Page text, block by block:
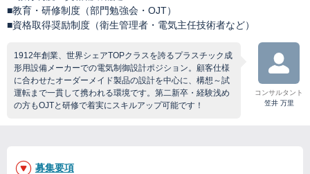
■教育・研修制度（部門勉強会・OJT）
■資格取得奨励制度（衛生管理者・電気主任技術者など）
1912年創業、世界シェアTOPクラスを誇るプラスチック成
形用設備メーカーでの電気制御設計ポジション。顧客仕様
に合わせたオーダーメイド製品の設計を中心に、構想～試
運転まで一貫して携われる環境です。第二新卒・経験浅め
の方もOJTと研修で着実にスキルアップ可能です！
コンサルタント
笠井 万里
募集要項